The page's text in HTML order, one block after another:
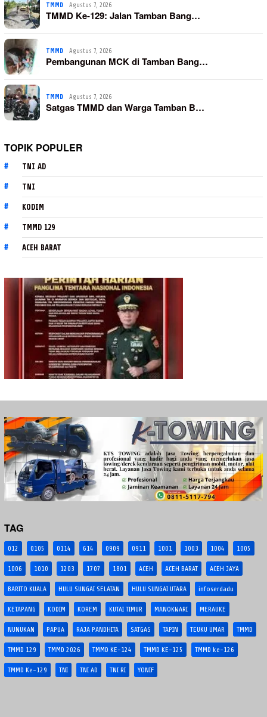
TMMD Agustus 7, 2026
TMMD Ke-129: Jalan Tamban Bang…
TMMD Agustus 7, 2026
Pembangunan MCK di Tamban Bang…
TMMD Agustus 7, 2026
Satgas TMMD dan Warga Tamban B…
TOPIK POPULER
TNI AD
TNI
KODIM
TMMD 129
ACEH BARAT
TAG
012 0105 0114 614 0909 0911 1001 1003 1004 1005
1006 1010 1203 1707 1801 ACEH ACEH BARAT ACEH JAYA
BARITO KUALA HULU SUNGAI SELATAN HULU SUNGAI UTARA infoserdadu
KETAPANG KODIM KOREM KUTAI TIMUR MANOKWARI MERAUKE
NUNUKAN PAPUA RAJA PANDHITA SATGAS TAPIN TEUKU UMAR TMMD
TMMD 129 TMMD 2026 TMMD KE-124 TMMD KE-125 TMMD ke-126
TMMD Ke-129 TNI TNI AD TNI RI YONIF